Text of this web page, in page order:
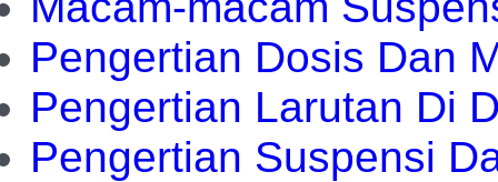
Pengertian Dosis Dan
Pengertian Larutan Di
Pengertian Suspensi